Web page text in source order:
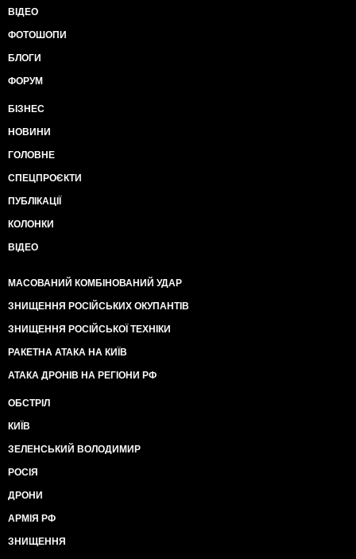
ВІДЕО
ФОТОШОПИ
БЛОГИ
ФОРУМ
БІЗНЕС
НОВИНИ
ГОЛОВНЕ
СПЕЦПРОЄКТИ
ПУБЛІКАЦІЇ
КОЛОНКИ
ВІДЕО
МАСОВАНИЙ КОМБІНОВАНИЙ УДАР
ЗНИЩЕННЯ РОСІЙСЬКИХ ОКУПАНТІВ
ЗНИЩЕННЯ РОСІЙСЬКОЇ ТЕХНІКИ
РАКЕТНА АТАКА НА КИЇВ
АТАКА ДРОНІВ НА РЕГІОНИ РФ
ОБСТРІЛ
КИЇВ
ЗЕЛЕНСЬКИЙ ВОЛОДИМИР
РОСІЯ
ДРОНИ
АРМІЯ РФ
ЗНИЩЕННЯ